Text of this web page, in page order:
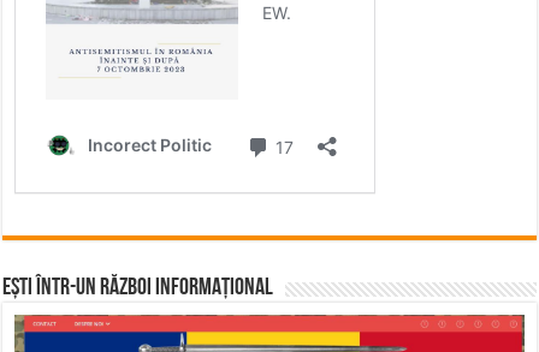
Ești într-un RĂZBOI INFORMAȚIONAL